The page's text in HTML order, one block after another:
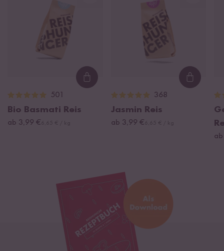
Loading...
501
Bio Basmati Reis
ab 3,99 €
368
Jasmin Reis
ab 3,99 €